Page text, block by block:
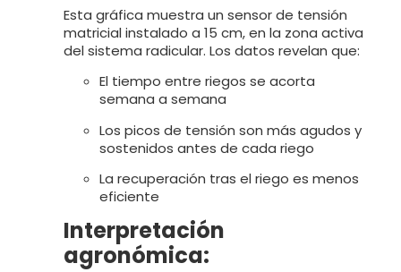
Esta gráfica muestra un sensor de tensión
matricial instalado a 15 cm, en la zona activa
del sistema radicular. Los datos revelan que:
El tiempo entre riegos se acorta
semana a semana
Los picos de tensión son más agudos y
sostenidos antes de cada riego
La recuperación tras el riego es menos
eficiente
Interpretación
agronómica: